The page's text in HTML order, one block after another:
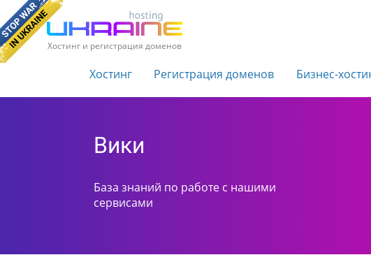
Хостинг и регистрация доменов
Хостинг Регистрация доменов Бизнес-
Вики
База знаний по работе с нашими
сервисами